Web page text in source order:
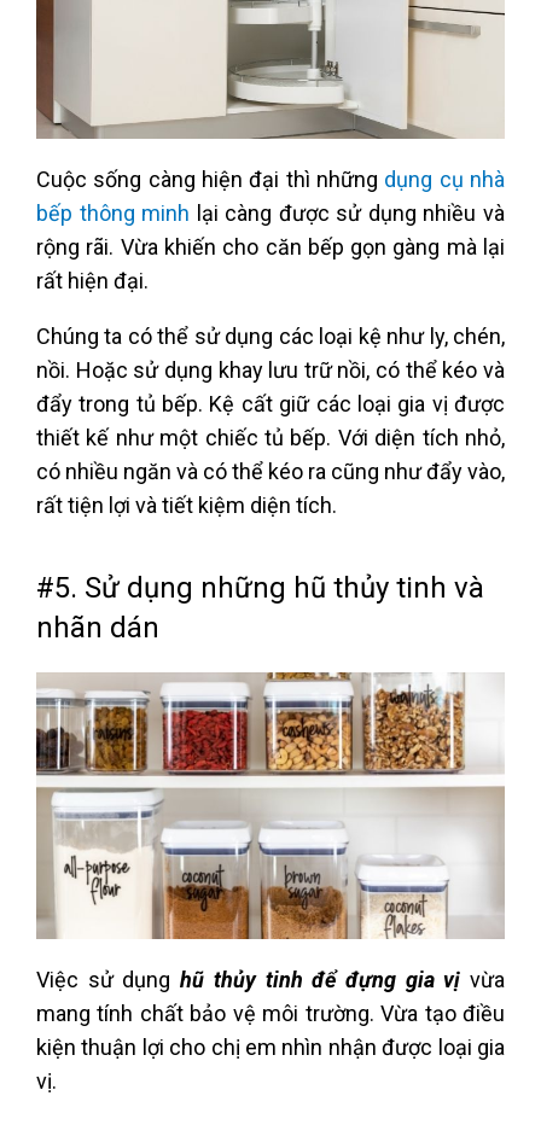
Cuộc sống càng hiện đại thì những dụng cụ nhà
bếp thông minh lại càng được sử dụng nhiều và
rộng rãi. Vừa khiến cho căn bếp gọn gàng mà lại
rất hiện đại.
Chúng ta có thể sử dụng các loại kệ như ly, chén,
nồi. Hoặc sử dụng khay lưu trữ nồi, có thể kéo và
đẩy trong tủ bếp. Kệ cất giữ các loại gia vị được
thiết kế như một chiếc tủ bếp. Với diện tích nhỏ,
có nhiều ngăn và có thể kéo ra cũng như đẩy vào,
rất tiện lợi và tiết kiệm diện tích.
#5. Sử dụng những hũ thủy tinh và
nhãn dán
Việc sử dụnghũ thủy tinh để đựng gia vị vừa
mang tính chất bảo vệ môi trường. Vừa tạo điều
kiện thuận lợi cho chị em nhìn nhận được loại gia
vị.